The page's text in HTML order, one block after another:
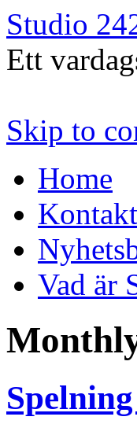
Studio
Ett
Skip to
Home
Vad är